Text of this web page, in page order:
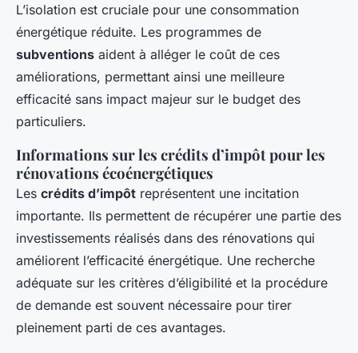
L’isolation est cruciale pour une consommation
énergétique réduite. Les programmes de
subventions aident à alléger le coût de ces
améliorations, permettant ainsi une meilleure
efficacité sans impact majeur sur le budget des
particuliers.
Informations sur les crédits d’impôt pour les
rénovations écoénergétiques
Les crédits d’impôt représentent une incitation
importante. Ils permettent de récupérer une partie des
investissements réalisés dans des rénovations qui
améliorent l’efficacité énergétique. Une recherche
adéquate sur les critères d’éligibilité et la procédure
de demande est souvent nécessaire pour tirer
pleinement parti de ces avantages.